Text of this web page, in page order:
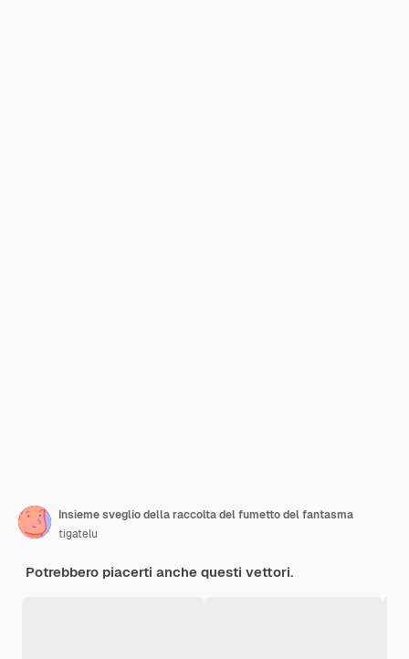
Insieme sveglio della raccolta del fumetto del fantasma
tigatelu
Potrebbero piacerti anche questi vettori.